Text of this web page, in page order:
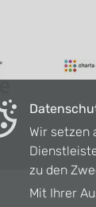
Wir setzen
zu den
Mit Ihrer